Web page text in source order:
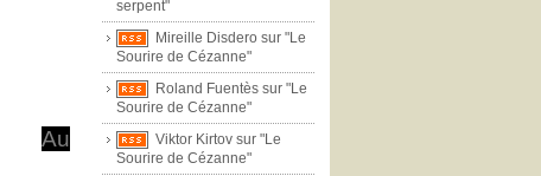
serpent"
Mireille Disdero sur "Le
Sourire de Cézanne"
Roland Fuentès sur "Le
Sourire de Cézanne"
Viktor Kirtov sur "Le
Sourire de Cézanne"
Au